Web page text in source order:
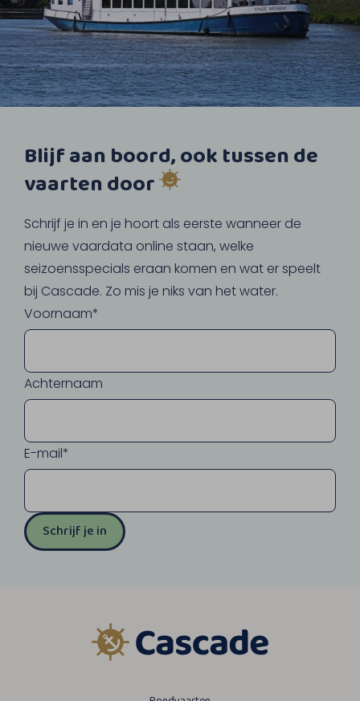
Blijf aan boord, ook tussen de
vaarten door
Schrijf je in en je hoort als eerste wanneer de
nieuwe vaardata online staan, welke
seizoensspecials eraan komen en wat er speelt
bij Cascade. Zo mis je niks van het water.
Voornaam*
Achternaam
E-mail*
Schrijf je in